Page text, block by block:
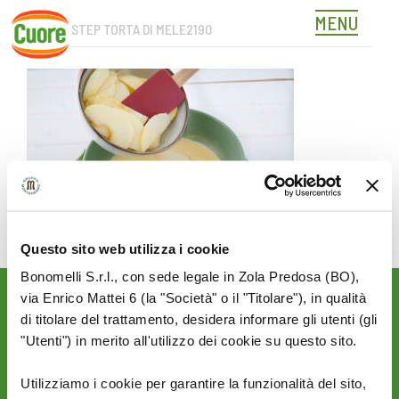
Questo sito web utilizza i cookie
Bonomelli S.r.l., con sede legale in Zola Predosa (BO),
via Enrico Mattei 6 (la "Società" o il "Titolare"), in qualità
di titolare del trattamento, desidera informare gli utenti (gli
"Utenti") in merito all'utilizzo dei cookie su questo sito.
Utilizziamo i cookie per garantire la funzionalità del sito,
Skip
content
MENU
CUORE_STEP TORTA DI MELE2190
Rimani aggiornato sulle
novità del mondo Cuore: